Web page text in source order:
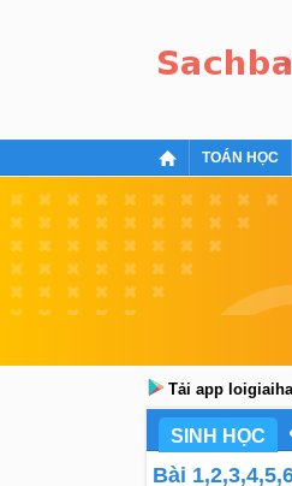
TOÁN HỌC
Tải app
SINH HỌC
Bài